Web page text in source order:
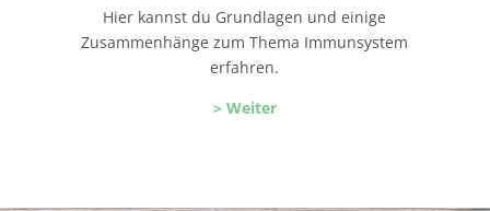
Hier kannst du Grundlagen und einige
Zusammenhänge zum Thema Immunsystem
erfahren.
> Weiter